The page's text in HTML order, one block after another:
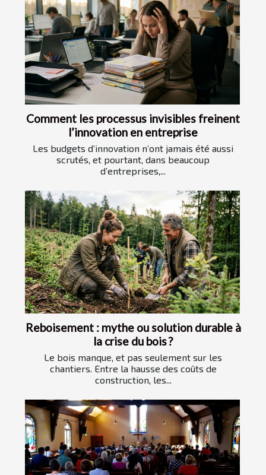
Comment les processus invisibles freinent
l’innovation en entreprise
Les budgets d’innovation n’ont jamais été aussi
scrutés, et pourtant, dans beaucoup
d’entreprises,...
Reboisement : mythe ou solution durable à
la crise du bois ?
Le bois manque, et pas seulement sur les
chantiers. Entre la hausse des coûts de
construction, les...